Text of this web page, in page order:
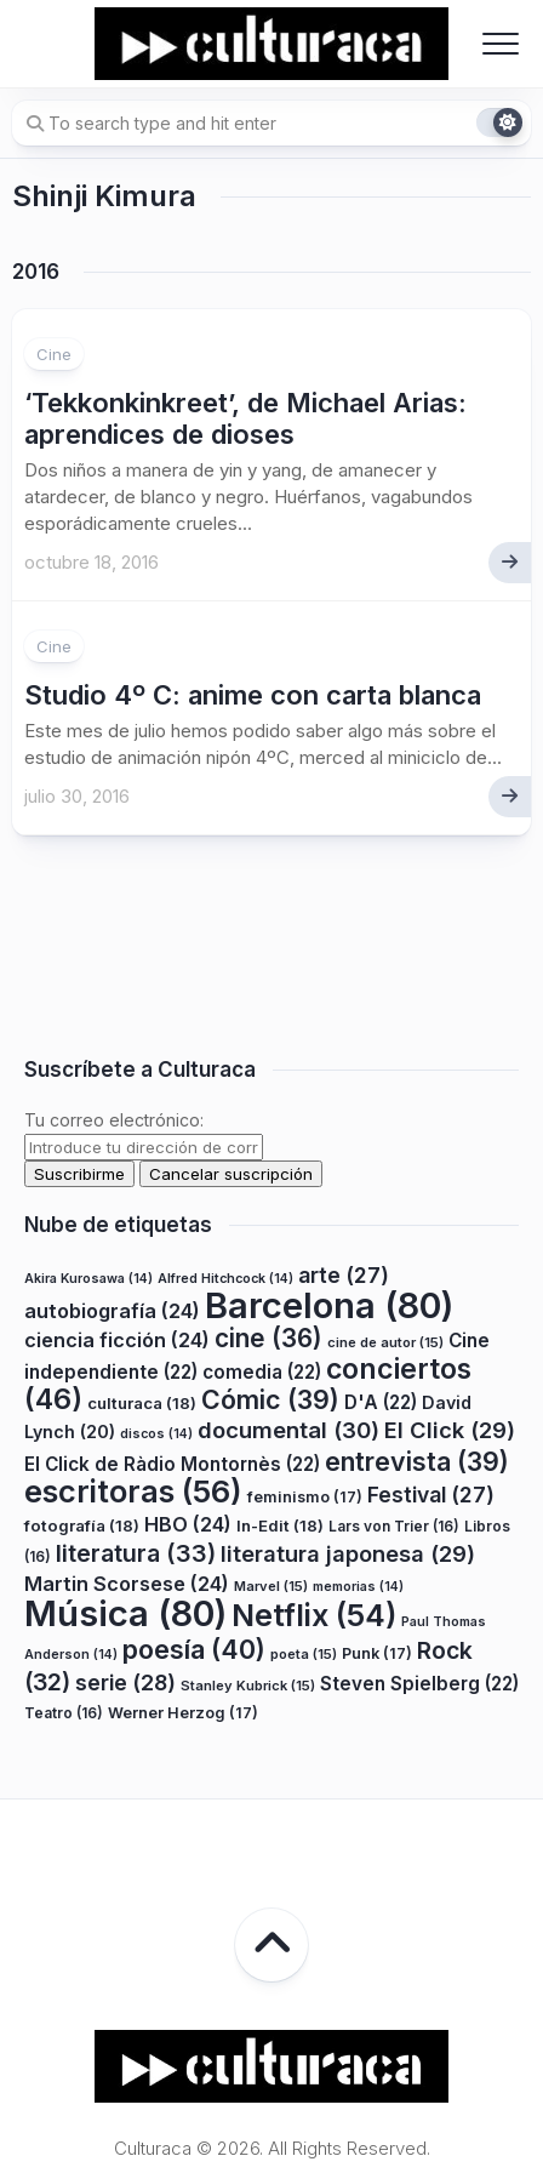
Shinji Kimura
2016
Cine
‘Tekkonkinkreet’, de Michael Arias:
aprendices de dioses
Dos niños a manera de yin y yang, de amanecer y
atardecer, de blanco y negro. Huérfanos, vagabundos
esporádicamente crueles...
octubre 18, 2016
Cine
Studio 4º C: anime con carta blanca
Este mes de julio hemos podido saber algo más sobre el
estudio de animación nipón 4ºC, merced al miniciclo de...
julio 30, 2016
Suscríbete a Culturaca
Tu correo electrónico:
Nube de etiquetas
Akira Kurosawa (14) Alfred Hitchcock (14) arte (27)
autobiografía (24) Barcelona (80)
ciencia ficción (24) cine (36) cine de autor(15) Cine
independiente (22) comedia (22) conciertos
(46) culturaca (18) Cómic (39) D'A (22) David
Lynch (20) discos (14) documental (30) El Click (29)
El Click de Ràdio Montornès (22) entrevista (39)
escritoras (56) feminismo (17) Festival (27)
fotografía (18) HBO (24) In-Edit (18) Lars von Trier (16) Libros
(16) literatura (33) literatura japonesa (29)
Martin Scorsese (24) Marvel (15) memorias (14)
Música (80) Netflix (54) Paul Thomas
Anderson (14) poesía (40) poeta (15) Punk (17) Rock
(32) serie (28) Stanley Kubrick (15) Steven Spielberg (22)
Teatro (16) Werner Herzog (17)
Culturaca © 2026. All Rights Reserved.